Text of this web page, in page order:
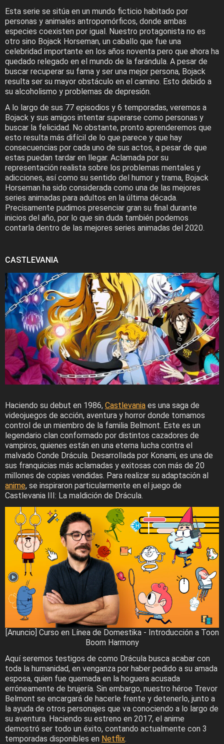
Esta serie se sitúa en un mundo ficticio habitado por
personas y animales antropomórficos, donde ambas
especies coexisten por igual. Nuestro protagonista no es
otro sino Bojack Horseman, un caballo que fue una
celebridad importante en los años noventa pero que ahora ha
quedado relegado en el mundo de la farándula. A pesar de
buscar recuperar su fama y ser una mejor persona, Bojack
resulta ser su mayor obstáculo en el camino. Esto debido a
su alcoholismo y problemas de depresión.
A lo largo de sus 77 episodios y 6 temporadas, veremos a
Bojack y sus amigos intentar superarse como personas y
buscar la felicidad. No obstante, pronto aprenderemos que
esto resulta más difícil de lo que parece y que hay
consecuencias por cada uno de sus actos, a pesar de que
estas puedan tardar en llegar. Aclamada por su
representación realista sobre los problemas mentales y
adicciones, así como su sentido del humor y trama, Bojack
Horseman ha sido considerada como una de las mejores
series animadas para adultos en la última década.
Precisamente pudimos presenciar gran su final durante
inicios del año, por lo que sin duda también podemos
contarla dentro de las mejores series animadas del 2020.
CASTLEVANIA
Haciendo su debut en 1986, Castlevania es una saga de
videojuegos de acción, aventura y horror donde tomamos
control de un miembro de la familia Belmont. Este es un
legendario clan conformado por distintos cazadores de
vampiros, quienes están en una eterna lucha contra el
malvado Conde Drácula. Desarrollada por Konami, es una de
sus franquicias más aclamadas y exitosas con más de 20
millones de copias vendidas. Para realizar su adaptación al
anime, se inspiraron particularmente en el juego de
Castlevania III: La maldición de Drácula.
[Anuncio] Curso en Línea de Domestika - Introducción a Toon
Boom Harmony
Aquí seremos testigos de como Drácula busca acabar con
toda la humanidad, en venganza por haber pedido a su amada
esposa, quien fue quemada en la hoguera acusada
erróneamente de brujería. Sin embargo, nuestro héroe Trevor
Belmont se encargará de hacerle frente y detenerlo, junto a
la ayuda de otros personajes que va conociendo a lo largo de
su aventura. Haciendo su estreno en 2017, el anime
demostró ser todo un éxito, contando actualmente con 3
temporadas disponibles en Netflix.